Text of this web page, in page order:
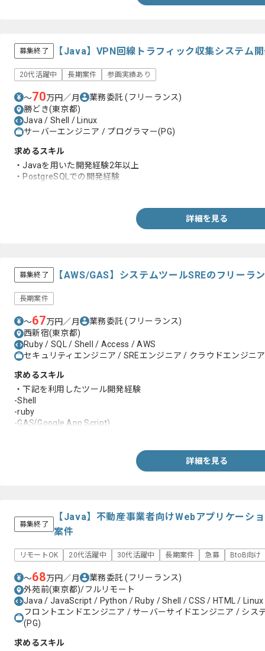
募集終了 【Java】VPN回線トラフィック収集システム
20代活躍中 長期案件 参画実績あり
〜70万円／月 業務委託(フリーランス)
勝どき(東京都)
Java / Shell / Linux
サーバーエンジニア / プログラマー(PG)
求めるスキル
・Javaを用いた開発経験2年以上
・PostgreSQLでの開発経験
詳細を見る
募集終了 【AWS/GAS】システムツールSREのフリーラ
長期案件
〜67万円／月 業務委託(フリーランス)
西新宿(東京都)
Ruby / SQL / Shell / Access / AWS
セキュリティエンジニア / SREエンジニア / クラウドエンジニア
求めるスキル
・下記を利用したツール開発経験
-Shell
-ruby
-GAS(Google App Script)
詳細を見る
募集終了
【Java】不動産事業者向けWebアプリケーシ
案件
リモートOK 20代活躍中 30代活躍中 長期案件 急募 BtoB向け
〜68万円／月 業務委託(フリーランス)
外苑前(東京都)/フルリモート
Java / JavaScript / Python / Ruby / Shell / CSS / HTML /
フロントエンドエンジニア / サーバーサイドエンジニア / シス
(PG)
求めるスキル